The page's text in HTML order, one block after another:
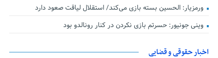
ورمزیار: الحسین بسته بازی می‌کند/ استقلال لیاقت صعود دارد
وینی جونیور: حسرتم بازی نکردن در کنار رونالدو بود
اخبار حقوقی و قضایی